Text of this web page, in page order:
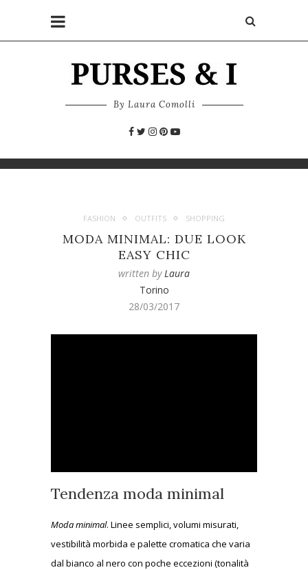
By Laura Comolli
FASHION OUTFITS SHOPPING
MODA MINIMAL: DUE LOOK
EASY CHIC
written byLaura
Torino
28/03/2017
Tendenza moda minimal
Moda minimal. Linee semplici, volumi misurati,
vestibilità morbida e palette cromatica che varia
dal bianco al nero con poche eccezioni (tonalità